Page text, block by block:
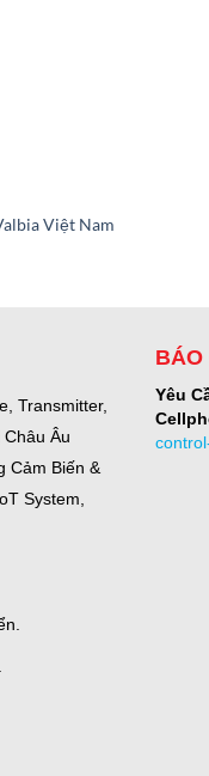
Việt Nam
Transmitter,
Âu
Cảm Biến &
System,
BÁO
Yêu